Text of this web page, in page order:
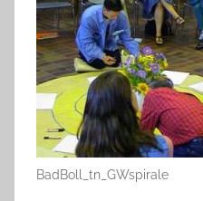
BadBoll_tn_GWspirale